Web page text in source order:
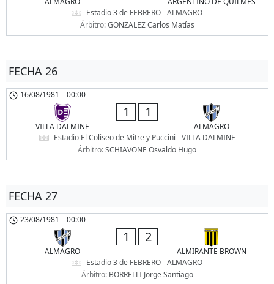
Estadio 3 de FEBRERO - ALMAGRO
Árbitro:GONZALEZ Carlos Matías
FECHA 26
16/08/1981 - 00:00
VILLA DALMINE
1 1
ALMAGRO
Estadio El Coliseo de Mitre y Puccini - VILLA DALMINE
Árbitro:SCHIAVONE Osvaldo Hugo
FECHA 27
23/08/1981 - 00:00
ALMAGRO
1 2
ALMIRANTE BROWN
Estadio 3 de FEBRERO - ALMAGRO
Árbitro: BORRELLI Jorge Santiago